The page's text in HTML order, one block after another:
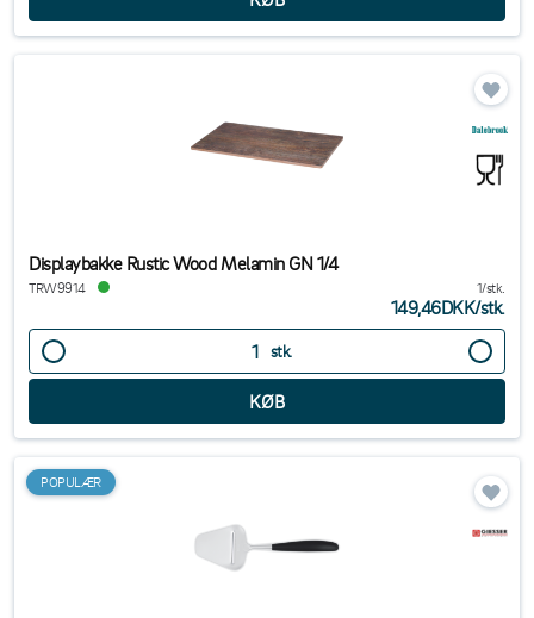
Displaybakke Rustic Wood Melamin GN 1/4
TRW9914 1/stk.
149,46DKK/stk.
stk.
POPULÆR